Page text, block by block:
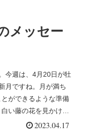
メッセー
今週は、4月20日が牡
月ですね。月が満ち
ができるような準備
い藤の花を見かけま
2023.04.17